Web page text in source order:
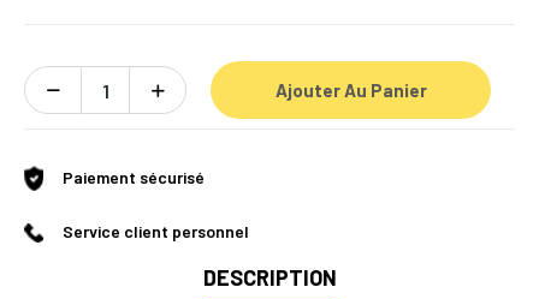
Ajouter Au Panier
Paiement sécurisé
Service client personnel
DESCRIPTION